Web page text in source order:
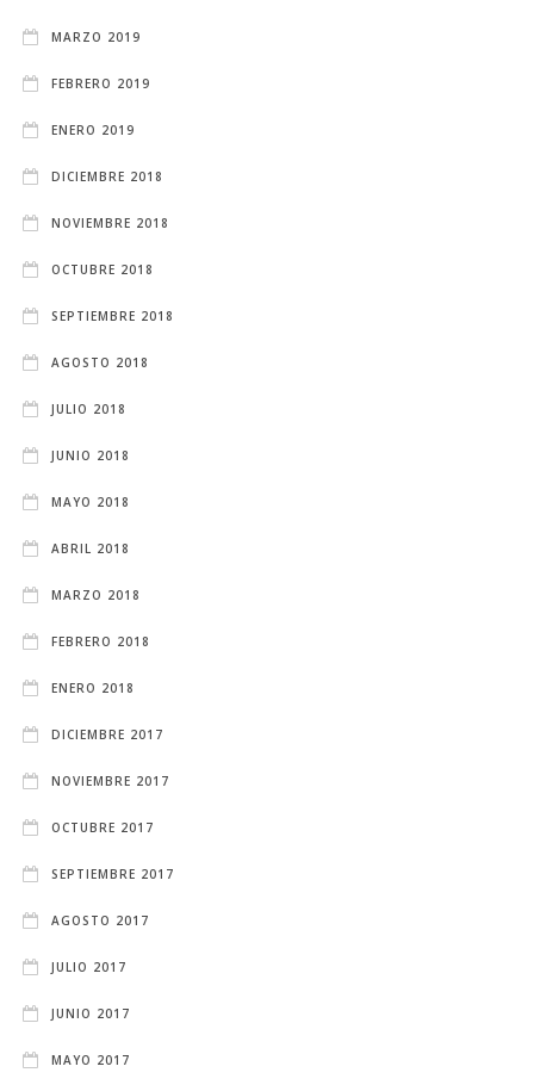
MARZO 2019
FEBRERO 2019
ENERO 2019
DICIEMBRE 2018
NOVIEMBRE 2018
OCTUBRE 2018
SEPTIEMBRE 2018
AGOSTO 2018
JULIO 2018
JUNIO 2018
MAYO 2018
ABRIL 2018
MARZO 2018
FEBRERO 2018
ENERO 2018
DICIEMBRE 2017
NOVIEMBRE 2017
OCTUBRE 2017
SEPTIEMBRE 2017
AGOSTO 2017
JULIO 2017
JUNIO 2017
MAYO 2017